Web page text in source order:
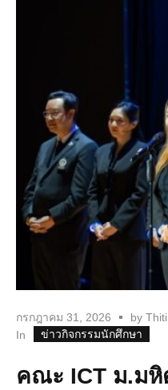
กรกฎาคม 31, 2026 by
In
ข่าวกิจกรรมนักศึกษา
คณะ ICT ม.มหิ